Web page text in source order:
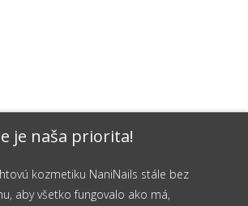
je naša priorita!
kozmetiku NaniNails stále bez
aby všetko fungovalo ako má,